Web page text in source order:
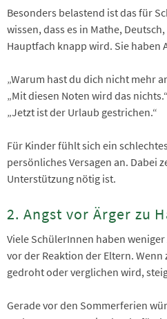
Besonders belastend ist das für
wissen, dass es in Mathe,
Hauptfach knapp wird. Sie haben
„Warum hast du dich nicht mehr
„Mit diesen Noten wird das nichts.“
„Jetzt ist der Urlaub gestrichen.“
Für Kinder fühlt sich ein
persönliches Versagen an. Dabei
Unterstützung nötig ist.
2. Angst vor Ärger zu
Viele SchülerInnen haben
vor der Reaktion der Eltern. Wenn
gedroht oder verglichen wird,
Gerade vor den Sommerferien